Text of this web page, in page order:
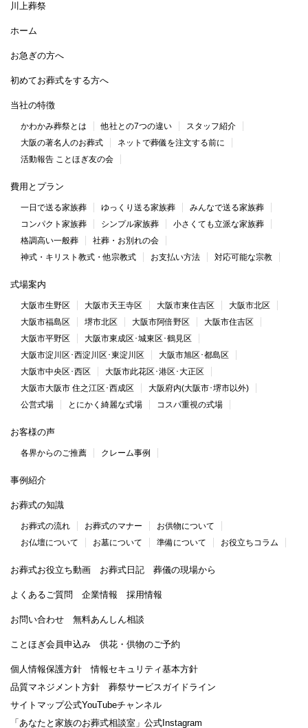
川上葬祭
ホーム
お急ぎの方へ
初めてお葬式をする方へ
当社の特徴
かわかみ葬祭とは 他社との7つの違い
スタッフ紹介
大阪の著名人のお葬式
ネットで葬儀を注文する前に
活動報告 ことほぎ友の会
費用とプラン
一日で送る家族葬 ゆっくり送る家族葬
みんなで送る家族葬
コンパクト家族葬
シンプル家族葬
小さくても立派な家族葬
格調高い一般葬
社葬・お別れの会
神式・キリスト教式・他宗教式
お支払い方法 対応可能な宗教
式場案内
大阪市生野区 大阪市天王寺区 大阪市東住吉区
大阪市北区
大阪市福島区
堺市北区 大阪市阿倍野区
大阪市住吉区
大阪市平野区
大阪市東成区･城東区･鶴見区
大阪市淀川区･西淀川区･東淀川区
大阪市旭区･都島区
大阪市中央区･西区
大阪市此花区･港区･大正区
大阪市大阪市 住之江区･西成区
大阪府内(大阪市･堺市以外)
公営式場
とにかく綺麗な式場 コスパ重視の式場
お客様の声
各界からのご推薦 クレーム事例
事例紹介
お葬式の知識
お葬式の流れ お葬式のマナー
お供物について
お仏壇について
お墓について 準備について お役立ちコラム
お葬式お役立ち動画 お葬式日記 葬儀の現場から
よくあるご質問 企業情報 採用情報
お問い合わせ 無料あんしん相談
ことほぎ会員申込み 供花・供物のご予約
個人情報保護方針
情報セキュリティ基本方針
品質マネジメント方針
葬祭サービスガイドライン
サイトマップ公式YouTubeチャンネル
「あなたと家族のお葬式相談室」 公式Instagram